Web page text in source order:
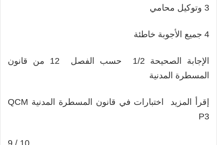
3 وتوكيل محامي
4 جميع الأجوبة خاطئة
الإجابة الصحيحة 1/2 حسب الفصل 12 من قانون
المسطرة المدنية
إقرأ المزيد اختبارات في قانون المسطرة المدنية QCM
P3